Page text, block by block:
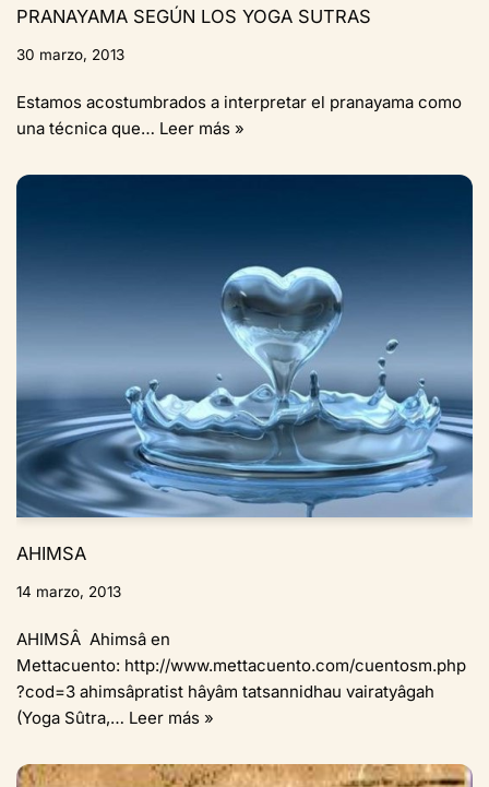
PRANAYAMA SEGÚN LOS YOGA SUTRAS
30 marzo, 2013
Estamos acostumbrados a interpretar el pranayama como
una técnica que… Leer más »
AHIMSA
14 marzo, 2013
AHIMSÂ Ahimsâ en
Mettacuento: http://www.mettacuento.com/cuentosm.php
?cod=3 ahimsâpratist hâyâm tatsannidhau vairatyâgah
(Yoga Sûtra,… Leer más »